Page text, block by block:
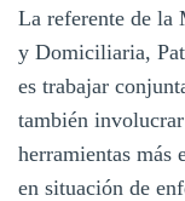
La referente de la
y Domiciliaria,
es trabajar
también
herramientas más
en situación de